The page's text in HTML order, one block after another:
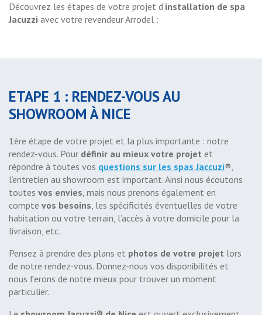
Découvrez les étapes de votre projet d’installation de spa
Jacuzzi avec votre revendeur Arrodel :
ETAPE 1 : RENDEZ-VOUS AU
SHOWROOM À NICE
1ère étape de votre projet et la plus importante : notre
rendez-vous. Pour définir au mieux votre projet et
répondre à toutes vos questions sur les spas Jaccuzi®,
l’entretien au showroom est important. Ainsi nous écoutons
toutes vos envies, mais nous prenons également en
compte vos besoins, les spécificités éventuelles de votre
habitation ou votre terrain, l’accès à votre domicile pour la
livraison, etc.
Pensez à prendre des plans et photos de votre projet lors
de notre rendez-vous. Donnez-nous vos disponibilités et
nous ferons de notre mieux pour trouver un moment
particulier.